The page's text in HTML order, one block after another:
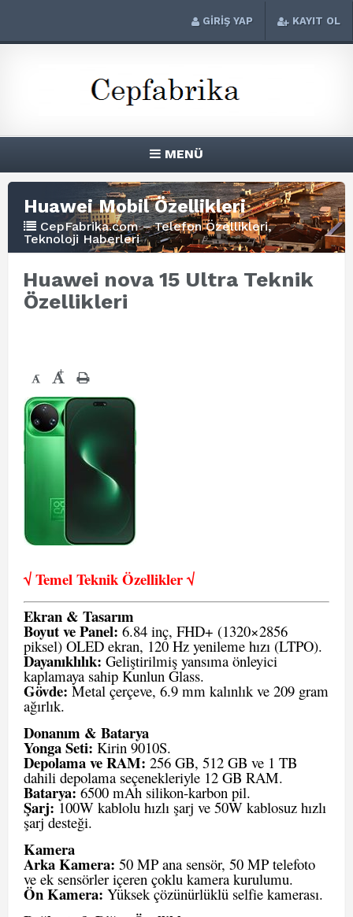
GİRİŞ YAP KAYIT OL
MENÜ
Huawei Mobil Özellikleri
CepFabrika.com – Telefon Özellikleri,
Teknoloji Haberleri
Huawei nova 15 Ultra Teknik
Özellikleri
- +
√ Temel Teknik Özellikler √
Ekran & Tasarım
Boyut ve Panel: 6.84 inç, FHD+ (1320×2856
piksel) OLED ekran, 120 Hz yenileme hızı (LTPO).
Dayanıklılık: Geliştirilmiş yansıma önleyici
kaplamaya sahip Kunlun Glass.
Gövde: Metal çerçeve, 6.9 mm kalınlık ve 209 gram
ağırlık.
Donanım & Batarya
Yonga Seti: Kirin 9010S.
Depolama ve RAM: 256 GB, 512 GB ve 1 TB
dahili depolama seçenekleriyle 12 GB RAM.
Batarya:6500 mAh silikon-karbon pil.
Şarj: 100W kablolu hızlı şarj ve 50W kablosuz hızlı
şarj desteği.
Kamera
Arka Kamera: 50 MP ana sensör, 50 MP telefoto
ve ek sensörler içeren çoklu kamera kurulumu.
Ön Kamera: Yüksek çözünürlüklü selfie kamerası.